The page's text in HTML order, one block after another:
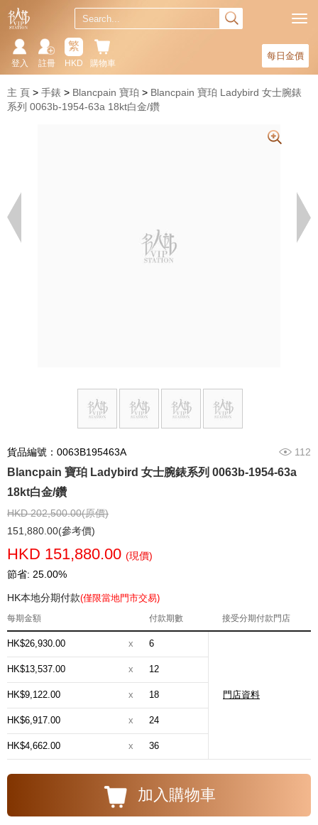
每日金價
購物車
繁
HKD
註冊
登入
主 頁 手錶 Blancpain 寶珀
Blancpain 寶珀 Ladybird 女士腕錶
系列 0063b-1954-63a 18kt白金/鑽
貨品編號：0063B195463A 112
Blancpain 寶珀 Ladybird 女士腕錶系列 0063b-1954-63a
18kt白金/鑽
HKD 202,500.00(原價)
151,880.00(參考價)
HKD 151,880.00 (現價)
節省: 25.00%
HK本地分期付款(僅限當地門市交易)
每期金額 付款期數 接受分期付款門店
HK$26,930.00 x 6
門店資料
HK$13,537.00 x 12
HK$9,122.00 x 18
HK$6,917.00 x 24
HK$4,662.00 x 36
加入購物車